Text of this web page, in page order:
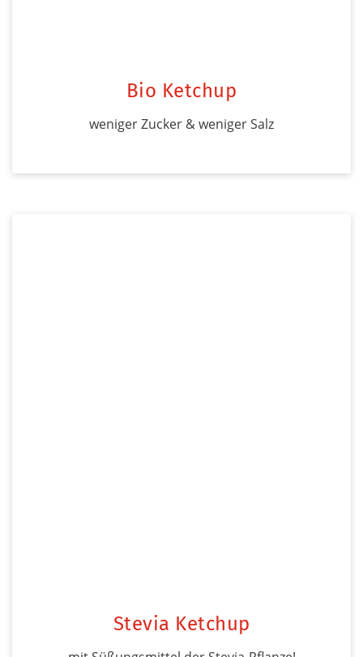
Bio Ketchup
weniger Zucker & weniger Salz
Stevia Ketchup